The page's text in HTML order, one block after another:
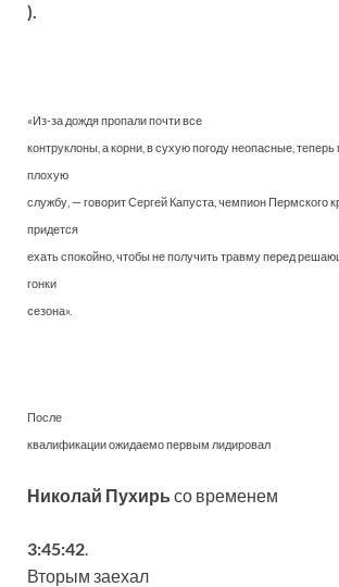
).
«Из-за дождя пропали почти все
контруклоны, а корни, в сухую погоду неопасные,
плохую
службу, — говорит Сергей Капуста, чемпион Пермского
придется
ехать спокойно, чтобы не получить травму перед
гонки
сезона».
После
квалификации ожидаемо первым лидировал
Николай Пухирь со временем
3:45:42.
Вторым заехал